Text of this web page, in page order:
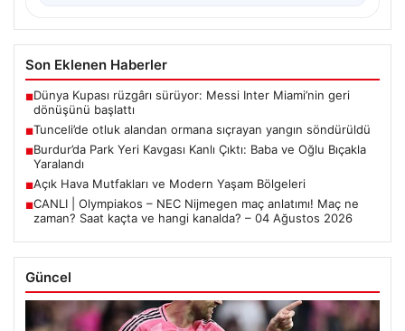
Son Eklenen Haberler
■Dünya Kupası rüzgârı sürüyor: Messi Inter Miami’nin geri
dönüşünü başlattı
■Tunceli’de otluk alandan ormana sıçrayan yangın söndürüldü
■Burdur’da Park Yeri Kavgası Kanlı Çıktı: Baba ve Oğlu Bıçakla
Yaralandı
■Açık Hava Mutfakları ve Modern Yaşam Bölgeleri
■CANLI | Olympiakos – NEC Nijmegen maç anlatımı! Maç ne
zaman? Saat kaçta ve hangi kanalda? – 04 Ağustos 2026
Güncel